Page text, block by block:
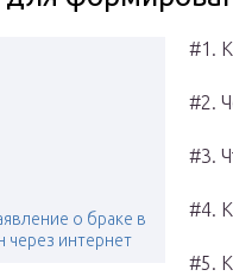
о браке в
через интернет
#1.
#2.
#3.
#4.
#5.